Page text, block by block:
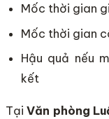
Mốc thời gian
Mốc thời gian
Hậu quả nếu
kết
TạiVăn phòng